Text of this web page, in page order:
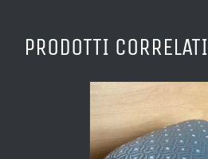
PRODOTTI CORRELATI